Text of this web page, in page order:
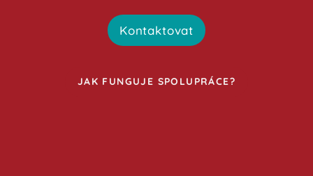
Kontaktovat
JAK FUNGUJE SPOLUPRÁCE?